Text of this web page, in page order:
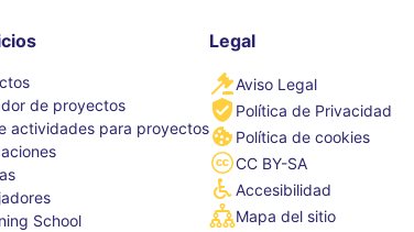
de proyectos
actividades para proyectos
School
Legal
Aviso Legal
Política de Privacidad
Política de cookies
CC BY-SA
Accesibilidad
Mapa del sitio